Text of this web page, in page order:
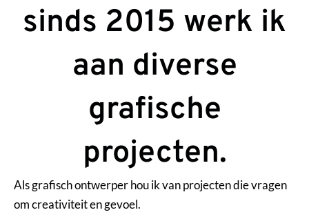
sinds 2015 werk ik
aan diverse
grafische
projecten.
Als grafisch ontwerper hou ik van projecten die vragen
om creativiteit en gevoel.